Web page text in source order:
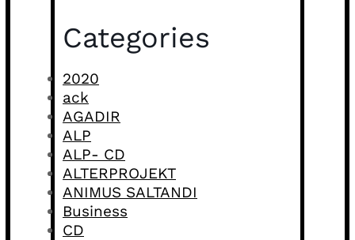
Categories
2020
ack
AGADIR
ALP
ALP- CD
ALTERPROJEKT
ANIMUS SALTANDI
Business
CD